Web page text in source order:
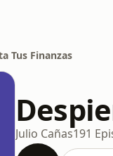
Tus Finanzas
Julio Cañas191